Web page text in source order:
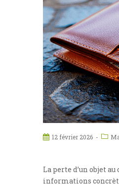
12 février 2026
La perte d’un objet
informations